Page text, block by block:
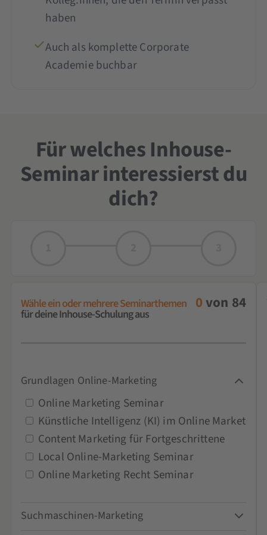
haben
Auch als komplette Corporate
Academie buchbar
Für welches Inhouse-
Seminar interessierst du
dich?
Wähle ein oder mehrere Seminarthemen
für deine Inhouse-Schulung aus
0von 84
Grundlagen Online-Marketing
Online Marketing Seminar
Künstliche Intelligenz (KI) im Online Marketing
Content Marketing für Fortgeschrittene
Local Online-Marketing Seminar
Online Marketing Recht Seminar
Suchmaschinen-Marketing